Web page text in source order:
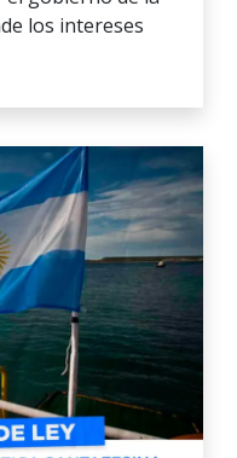
los intereses